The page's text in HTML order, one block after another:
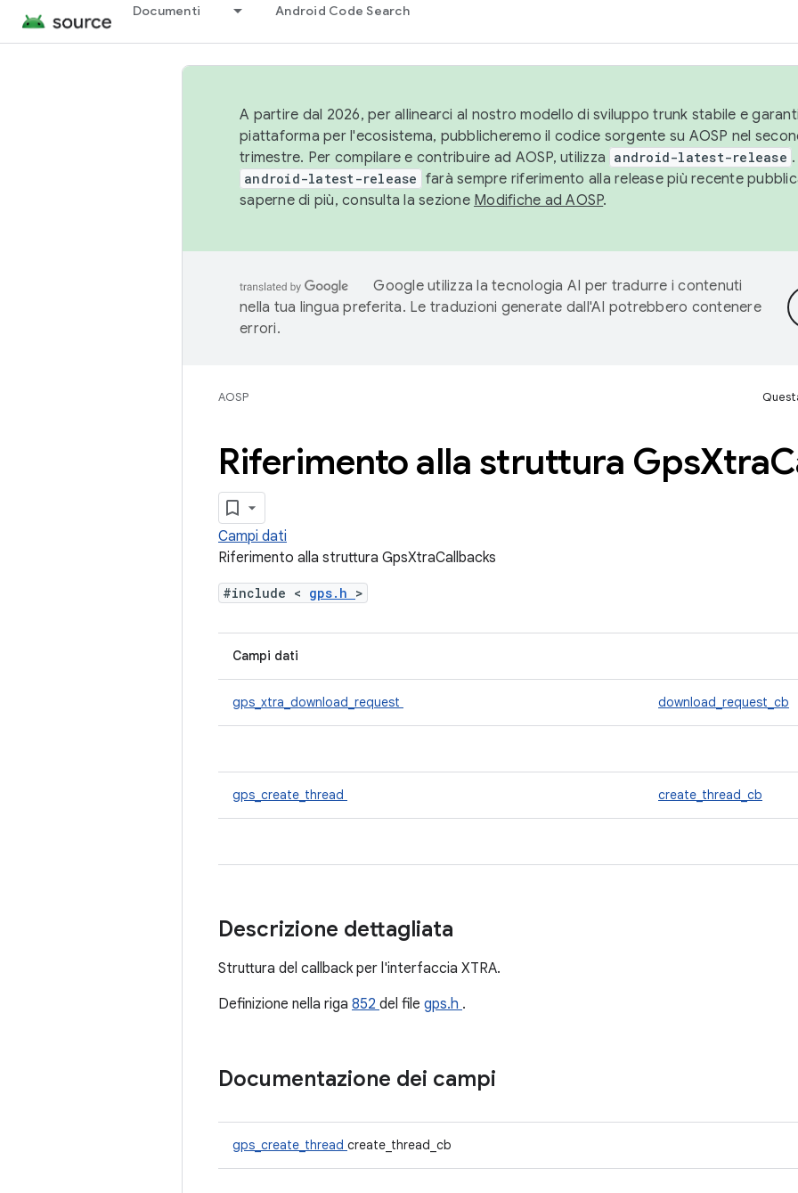
Documenti Android Code Search
A partire dal 2026, per allinearci al nostro modello di sviluppo trunk stabile e
piattaforma per l'ecosistema, pubblicheremo il codice sorgente su AOSP nel
trimestre. Per compilare e contribuire ad AOSP, utilizza android-latest-release
android-latest-release farà sempre riferimento alla release più recente
saperne di più, consulta la sezione Modifiche ad AOSP.
Google utilizza la tecnologia AI per tradurre i contenuti
nella tua lingua preferita. Le traduzioni generate dall'AI potrebbero contenere
errori.
AOSP
Riferimento alla struttura GpsXtra
Campi dati
Riferimento alla struttura GpsXtraCallbacks
#include < gps.h >
Campi dati
gps_xtra_download_request download_request_cb
gps_create_thread create_thread_cb
Descrizione dettagliata
Struttura del callback per l'interfaccia XTRA.
Definizione nella riga 852 del file gps.h .
Documentazione dei campi
gps_create_thread create_thread_cb